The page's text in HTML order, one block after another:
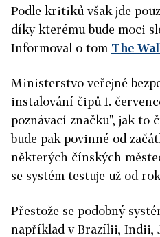
Podle kritiků však jde
díky kterému bude moci
Informoval o tom The
Ministerstvo veřejné
instalování čipů 1.
poznávací značku", jak to
bude pak povinné od
některých čínských
se systém testuje už od
Přestože se podobný
například v Brazílii, Indii,